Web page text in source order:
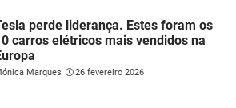
perde liderança. Estes foram os
carros elétricos mais vendidos na
Marques 26 fevereiro 2026